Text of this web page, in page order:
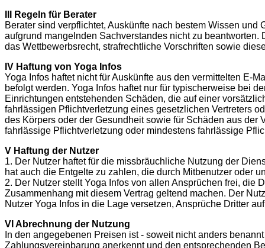
III Regeln für Berater
Berater sind verpflichtet, Auskünfte nach bestem Wissen
aufgrund mangelnden Sachverstandes nicht zu
das Wettbewerbsrecht, strafrechtliche Vorschriften sowie
IV Haftung von Yoga Infos
Yoga Infos haftet nicht für Auskünfte aus den vermittelten E-
befolgt werden. Yoga Infos haftet nur für typischerweise bei
Einrichtungen entstehenden Schäden, die auf einer
fahrlässigen Pflichtverletzung eines gesetzlichen Vertreters
des Körpers oder der Gesundheit sowie für Schäden aus der
fahrlässige Pflichtverletzung oder mindestens fahrlässige
V Haftung der Nutzer
1. Der Nutzer haftet für die missbräuchliche Nutzung der
hat auch die Entgelte zu zahlen, die durch Mitbenutzer oder
2. Der Nutzer stellt Yoga Infos von allen Ansprüchen frei, die
Zusammenhang mit diesem Vertrag geltend machen. Der
Nutzer Yoga Infos in die Lage versetzen, Ansprüche Dritter
VI Abrechnung der Nutzung
In den angegebenen Preisen ist - soweit nicht anders
Zahlungsvereinbarung anerkennt und den entsprechenden